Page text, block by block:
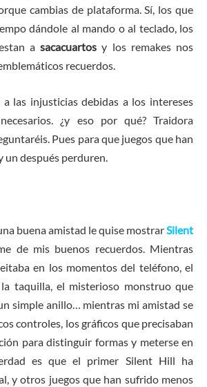
cambias de plataforma. Sí, los que
dándole al mando o al teclado, los
a sacacuartos y los remakes nos
recuerdos.
a las injusticias debidas a los intereses
¿y eso por qué? Traidora
Pues para que juegos que han
un después perduren.
buena amistad le quise mostrarSilent
de mis buenos recuerdos. Mientras
en los momentos del teléfono, el
taquilla, el misterioso monstruo que
simple anillo… mientras mi amistad se
controles, los gráficos que precisaban
para distinguir formas y meterse en
es que el primer Silent Hill ha
y otros juegos que han sufrido menos